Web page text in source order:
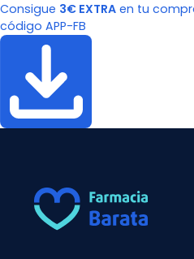
Consigue 3€ EXTRA en tu
código APP-FB